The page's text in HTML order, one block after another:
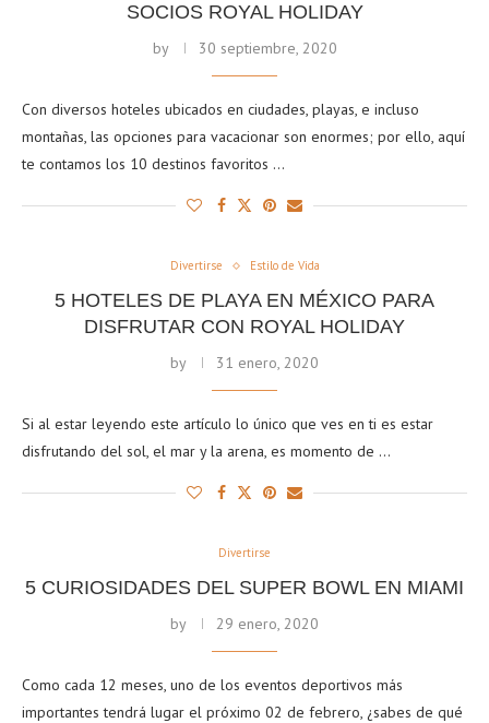
SOCIOS ROYAL HOLIDAY
by 30 septiembre, 2020
Con diversos hoteles ubicados en ciudades, playas, e incluso
montañas, las opciones para vacacionar son enormes; por ello, aquí
te contamos los 10 destinos favoritos …
Divertirse Estilo de Vida
5 HOTELES DE PLAYA EN MÉXICO PARA
DISFRUTAR CON ROYAL HOLIDAY
by 31 enero, 2020
Si al estar leyendo este artículo lo único que ves en ti es estar
disfrutando del sol, el mar y la arena, es momento de …
Divertirse
5 CURIOSIDADES DEL SUPER BOWL EN MIAMI
by 29 enero, 2020
Como cada 12 meses, uno de los eventos deportivos más
importantes tendrá lugar el próximo 02 de febrero, ¿sabes de qué